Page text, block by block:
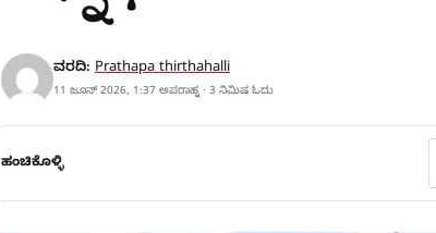
ವರದಿ: Prathapa thirthahalli
11 ಜೂನ್ 2026, 1:37 ಅಪರಾಹ್ನ · 3 ನಿಮಿಷ ಓದು
ಹಂಚಿಕೊಳ್ಳಿ